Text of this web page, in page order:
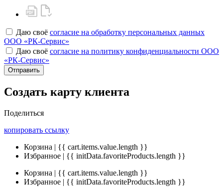
Даю своё согласие на обработку персональных данных
ООО «РК-Сервис»
Даю своё согласие на политику конфиденциальности ООО
«РК-Сервис»
Отправить
Создать карту клиента
Поделиться
копировать ссылку
Корзина | {{ cart.items.value.length }}
Избранное | {{ initData.favoriteProducts.length }}
Корзина | {{ cart.items.value.length }}
Избранное | {{ initData.favoriteProducts.length }}